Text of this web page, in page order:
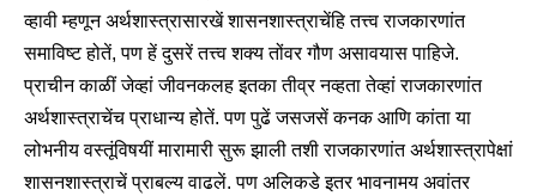
व्हावी म्हणून अर्थशास्त्रासारखें शासनशास्त्राचेंहि तत्त्व राजकारणांत
समाविष्ट होतें, पण हें दुसरें तत्त्व शक्य तोंवर गौण असावयास पाहिजे.
प्राचीन काळीं जेव्हां जीवनकलह इतका तीव्र नव्हता तेव्हां राजकारणांत
अर्थशास्त्राचेंच प्राधान्य होतें. पण पुढें जसजसें कनक आणि कांता या
लोभनीय वस्तूंविषयीं मारामारी सुरू झाली तशी राजकारणांत अर्थशास्त्रापेक्षां
शासनशास्त्राचें प्राबल्य वाढलें. पण अलिकडे इतर भावनामय अवांतर